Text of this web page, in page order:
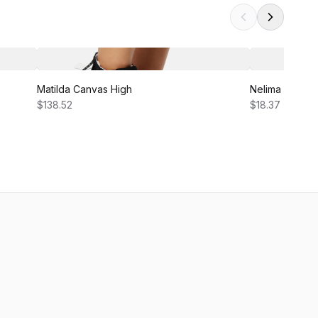
Matilda Canvas High
$138.52
Nelima Dress
$18.37